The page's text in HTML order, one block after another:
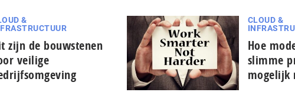
&
zijn de bouwstenen
veilige
CLOUD &
Hoe
slimme
mogelijk